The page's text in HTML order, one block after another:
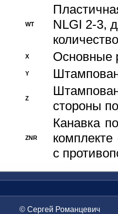
WT
NLGI 2-3,
X Основные
Y
Z
стороны
ZNR
Канавка
с
© Сергей Романцевич